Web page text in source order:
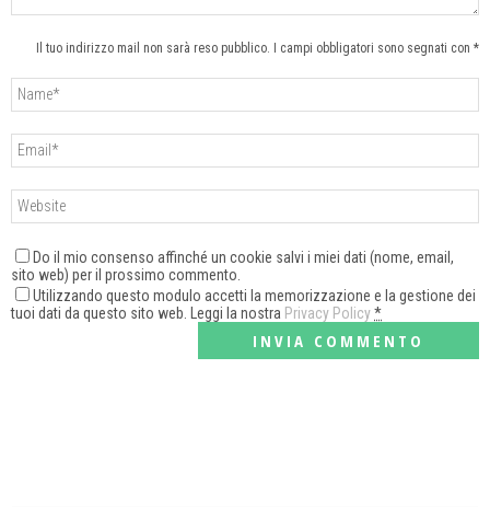
Il tuo indirizzo mail non sarà reso pubblico. I campi obbligatori sono segnati con *
Do il mio consenso affinché un cookie salvi i miei dati (nome, email,
sito web) per il prossimo commento.
Utilizzando questo modulo accetti la memorizzazione e la gestione dei
tuoi dati da questo sito web. Leggi la nostra Privacy Policy*